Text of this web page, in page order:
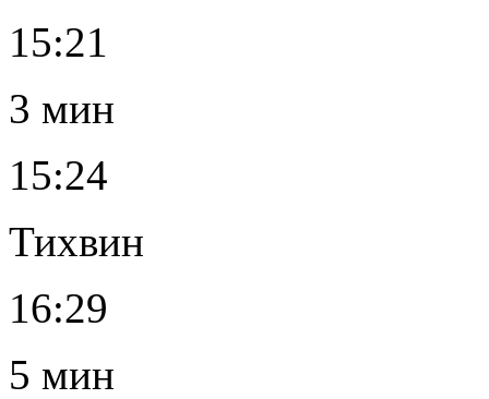
15:21
3 мин
15:24
Тихвин
16:29
5 мин